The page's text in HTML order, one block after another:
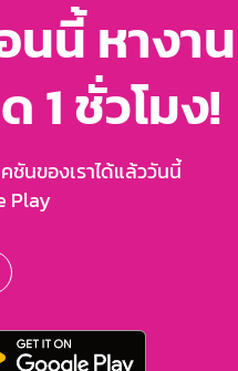
นี้ หางาน
1 ชั่วโมง!
ชันของเราได้แล้ววันนี้
Play